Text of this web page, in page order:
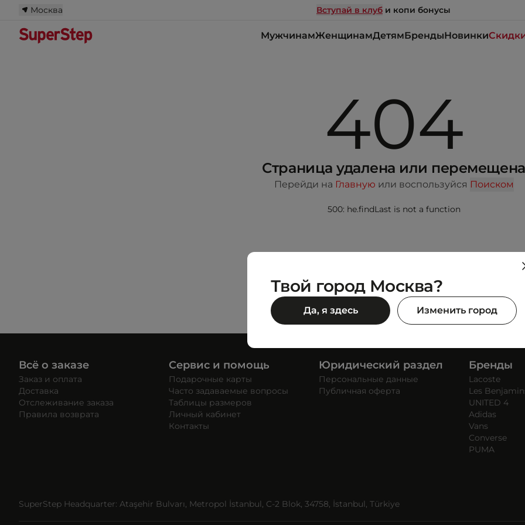
Москва Вступай в клуб и копи бонусы
МужчинамЖенщинамДетямБрендыНовинки
404
Страница удалена или перемещена
Перейди на Главную или воспользуйся Поиском
500: he.findLast is not a function
Всё о заказе
Заказ и оплата
Доставка
Отслеживание заказа
Правила возврата
Сервис и помощь
Подарочные карты
Часто задаваемые вопросы
Таблицы размеров
Личный кабинет
Контакты
Юридический раздел
Персональные данные
Публичная оферта
Бренды
Lacoste
Les
UNITED 4
Adidas
Vans
Converse
PUMA
SuperStep Headquarter: Ataşehir Bulvarı, Metropol İstanbul, C-2 Blok, 34758, İstanbul, Türkiye
Твой город Москва?
Да, я здесь Изменить город